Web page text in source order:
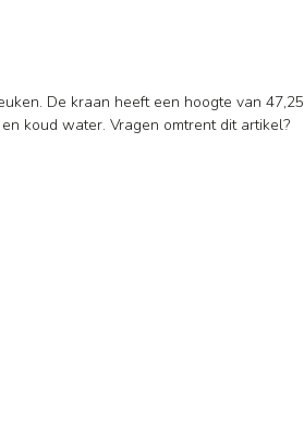
De kraan heeft een hoogte van 47,25
koud water. Vragen omtrent dit artikel?